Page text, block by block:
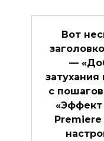
Вот
—
с
«Эффект
Premiere